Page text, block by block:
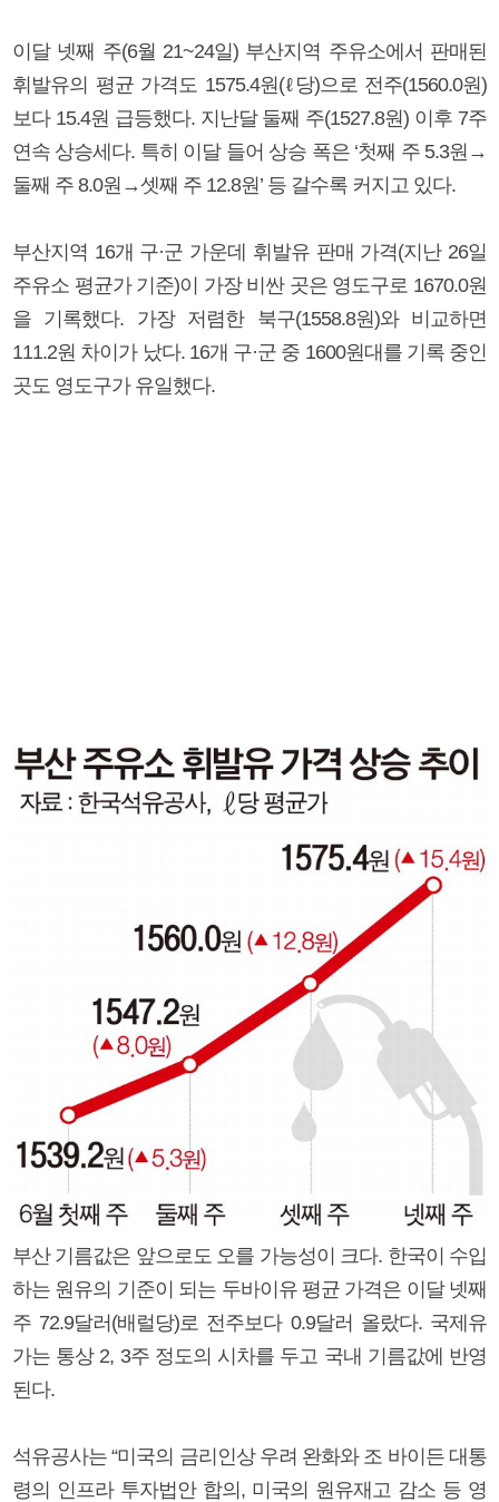
이달 넷째 주(6월 21~24일) 부산지역 주유소에서 판매된
휘발유의 평균 가격도 1575.4원(ℓ당)으로 전주(1560.0원)
보다 15.4원 급등했다. 지난달 둘째 주(1527.8원) 이후 7주
연속 상승세다. 특히 이달 들어 상승 폭은 ‘첫째 주 5.3원→
둘째 주 8.0원→셋째 주 12.8원’ 등 갈수록 커지고 있다.
부산지역 16개 구·군 가운데 휘발유 판매 가격(지난 26일
주유소 평균가 기준)이 가장 비싼 곳은 영도구로 1670.0원
을 기록했다. 가장 저렴한 북구(1558.8원)와 비교하면
111.2원 차이가 났다. 16개 구·군 중 1600원대를 기록 중인
곳도 영도구가 유일했다.
부산 기름값은 앞으로도 오를 가능성이 크다. 한국이 수입
하는 원유의 기준이 되는 두바이유 평균 가격은 이달 넷째
주 72.9달러(배럴당)로 전주보다 0.9달러 올랐다. 국제유
가는 통상 2, 3주 정도의 시차를 두고 국내 기름값에 반영
된다.
석유공사는 “미국의 금리인상 우려 완화와 조 바이든 대통
령의 인프라 투자법안 합의, 미국의 원유재고 감소 등 영